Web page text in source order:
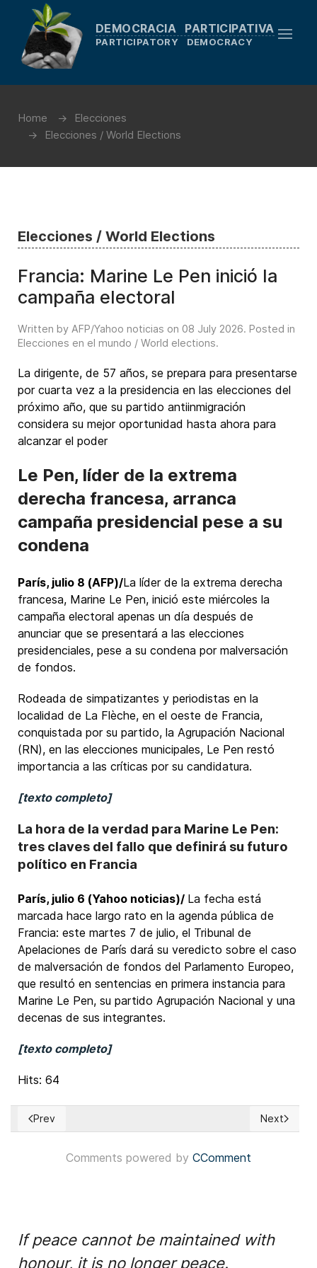
DEMOCRACIA PARTICIPATIVA
PARTICIPATORY DEMOCRACY
Home
Elecciones
Elecciones / World Elections
Elecciones / World Elections
Francia: Marine Le Pen inició la
campaña electoral
Written by AFP/Yahoo noticias on 08 July 2026. Posted in
Elecciones en el mundo / World elections.
La dirigente, de 57 años, se prepara para presentarse
por cuarta vez a la presidencia en las elecciones del
próximo año, que su partido antiinmigración
considera su mejor oportunidad hasta ahora para
alcanzar el poder
Le Pen, líder de la extrema
derecha francesa, arranca
campaña presidencial pese a su
condena
París, julio 8 (AFP)/La líder de la extrema derecha
francesa, Marine Le Pen, inició este miércoles la
campaña electoral apenas un día después de
anunciar que se presentará a las elecciones
presidenciales, pese a su condena por malversación
de fondos.
Rodeada de simpatizantes y periodistas en la
localidad de La Flèche, en el oeste de Francia,
conquistada por su partido, la Agrupación Nacional
(RN), en las elecciones municipales, Le Pen restó
importancia a las críticas por su candidatura.
[texto completo]
La hora de la verdad para Marine Le Pen:
tres claves del fallo que definirá su futuro
político en Francia
París, julio 6 (Yahoo noticias)/ La fecha está
marcada hace largo rato en la agenda pública de
Francia: este martes 7 de julio, el Tribunal de
Apelaciones de París dará su veredicto sobre el caso
de malversación de fondos del Parlamento Europeo,
que resultó en sentencias en primera instancia para
Marine Le Pen, su partido Agrupación Nacional y una
decenas de sus integrantes.
[texto completo]
Hits: 64
Previous article: Reino Unido: Abre el plazo de
Prev Next
Next
Comments powered by CComment
If peace cannot be maintained with
honour, it is no longer peace.